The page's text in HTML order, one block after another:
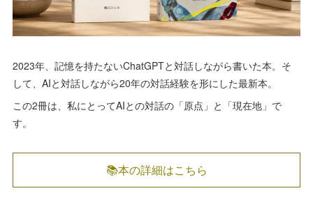
2023年、記憶を持たないChatGPTと対話しながら書いた本。そ
して、AIと対話しながら20年の対話経験を形にした最新本。
この2冊は、私にとってAIとの対話の「原点」と「現在地」で
す。
📚本の詳細はこちら